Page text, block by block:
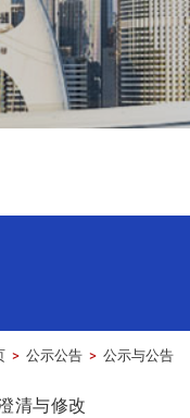
> 公示公告 > 公示与公告
清与修改